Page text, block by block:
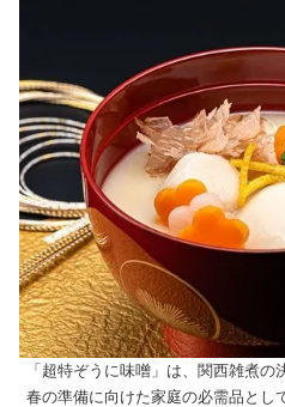
「超特ぞうに味噌」は、関西雑煮
春の準備に向けた家庭の必需品とし